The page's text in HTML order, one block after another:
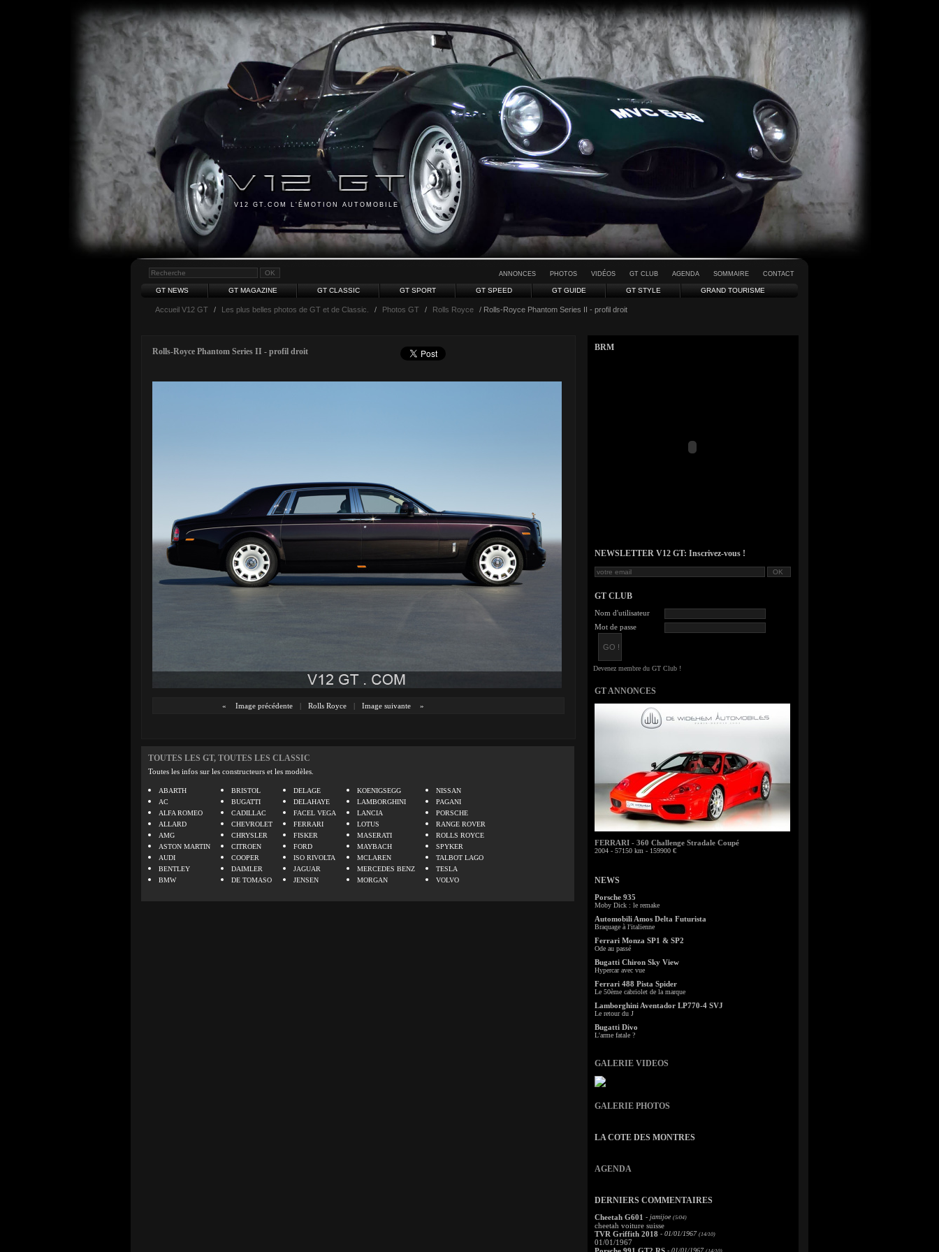
V12 GT.COM L'ÉMOTION AUTOMOBILE
ANNONCES PHOTOS VIDÉOS GT CLUB AGENDA SOMMAIRE CONTACT
GT NEWS GT MAGAZINE GT CLASSIC GT SPORT GT SPEED GT GUIDE GT STYLE GRAND TOURISME
Accueil V12 GT / Les plus belles photos de GT et de Classic. / Photos GT / Rolls Royce / Rolls-Royce Phantom Series II - profil droit
Rolls-Royce Phantom Series II - profil droit
« Image précédente | Rolls Royce | Image suivante »
TOUTES LES GT, TOUTES LES CLASSIC
Toutes les infos sur les constructeurs et les modèles.
ABARTH
AC
ALFA ROMEO
ALLARD
AMG
ASTON MARTIN
AUDI
BENTLEY
BMW
BRISTOL
BUGATTI
CADILLAC
CHEVROLET
CHRYSLER
CITROEN
COOPER
DAIMLER
DE TOMASO
DELAGE
DELAHAYE
FACEL VEGA
FERRARI
FISKER
FORD
ISO RIVOLTA
JAGUAR
JENSEN
KOENIGSEGG
LAMBORGHINI
LANCIA
LOTUS
MASERATI
MAYBACH
MCLAREN
MERCEDES BENZ
MORGAN
NISSAN
PAGANI
PORSCHE
RANGE ROVER
ROLLS ROYCE
SPYKER
TALBOT LAGO
TESLA
VOLVO
BRM
NEWSLETTER V12 GT: Inscrivez-vous !
GT CLUB
Nom d'utilisateur
Mot de passe
GT ANNONCES
FERRARI - 360 Challenge Stradale Coupé
2004 - 57150 km - 159900 €
NEWS
Porsche 935
Moby Dick : le remake
Automobili Amos Delta Futurista
Braquage à l'italienne
Ferrari Monza SP1 & SP2
Ode au passé
Bugatti Chiron Sky View
Hypercar avec vue
Ferrari 488 Pista Spider
Le 50ème cabriolet de la marque
Lamborghini Aventador LP770-4 SVJ
Le retour du J
Bugatti Divo
L'arme fatale ?
GALERIE VIDEOS
GALERIE PHOTOS
LA COTE DES MONTRES
AGENDA
DERNIERS COMMENTAIRES
Cheetah G601 - jamijoe (5/04)
cheetah voiture suisse
TVR Griffith 2018 - 01/01/1967 (14/10)
01/01/1967
- 01/01/1967